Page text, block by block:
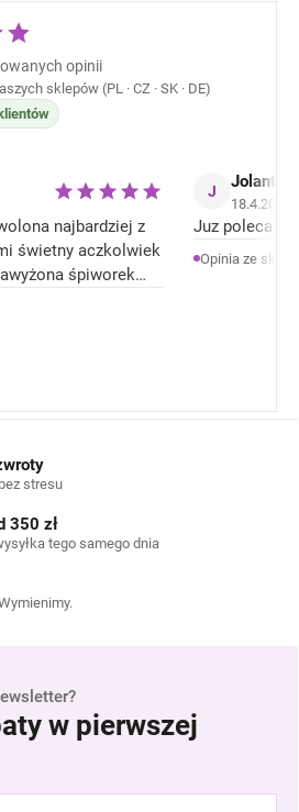
opinii
sklepów (PL · CZ · SK · DE)
najbardziej z
świetny aczkolwiek
śpiworek
rozmiar . Ale
J Jolanta
18.4.2026
Juz poleca
Opinia ze
stresu
350 zł
tego samego dnia
w pierwszej